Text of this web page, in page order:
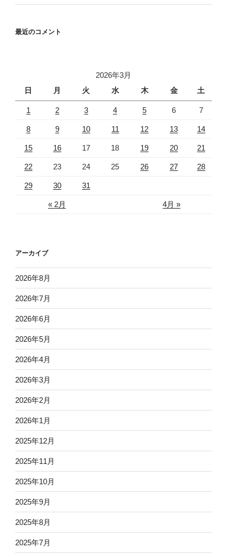
最近のコメント
2026年3月
日
月 火 水 木 金 土
« 2月 4月 »
1 2 3 4 5 6 7
8 9 10 11 12 13 14
15 16 17 18 19 20 21
22 23 24 25 26 27 28
29 30 31
アーカイブ
2026年8月
2026年7月
2026年6月
2026年5月
2026年4月
2026年3月
2026年2月
2026年1月
2025年12月
2025年11月
2025年10月
2025年9月
2025年8月
2025年7月